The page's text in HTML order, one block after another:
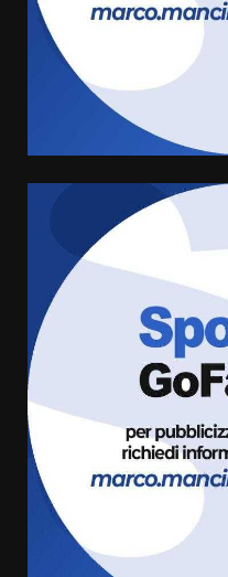
US
da fuoco
6
Carta
di
6
La
8